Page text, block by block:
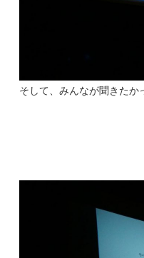
そして、みんなが聞きたか